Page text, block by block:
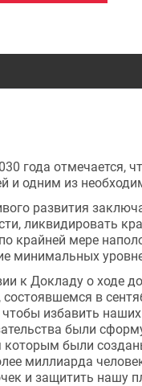
года
и одним из
развития
ликвидировать
крайней мере
минимальных
к Докладу о ходе
в
чтобы избавить
были
которым были
миллиарда
и защитить нашу